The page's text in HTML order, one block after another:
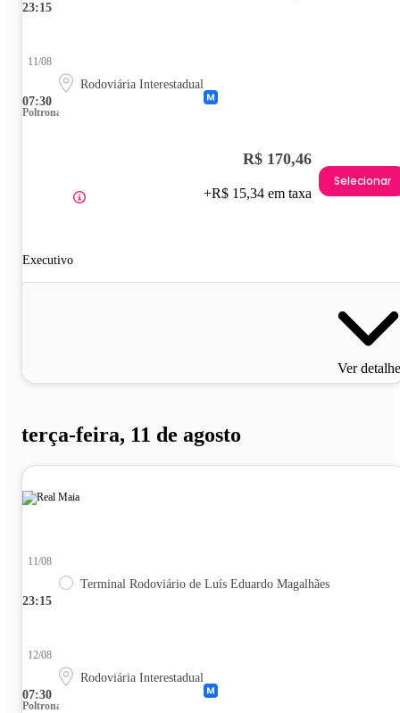
23:15
07:30
11/08
Rodoviária Interestadual
Poltrona
Executivo
R$ 170,46
+R$ 15,34 em taxa
Selecionar
Ver
terça-feira, 11 de agosto
23:15
11/08
Terminal Rodoviário de Luís Eduardo Magalhães
07:30
12/08
Rodoviária Interestadual
Poltrona